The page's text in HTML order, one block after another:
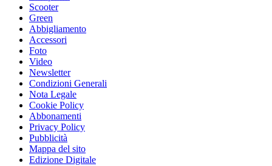
Scooter
Green
Abbigliamento
Accessori
Foto
Video
Newsletter
Condizioni Generali
Nota Legale
Cookie Policy
Abbonamenti
Privacy Policy
Pubblicità
Mappa del sito
Edizione Digitale